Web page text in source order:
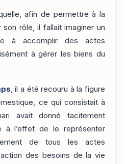
afin de permettre à la
rôle, il fallait imaginer un
à accomplir des actes
à gérer les biens du
, il a été recouru à la figure
ce qui consistait à
avait donné tacitement
à l’effet de le représenter
de tous les actes
des besoins de la vie